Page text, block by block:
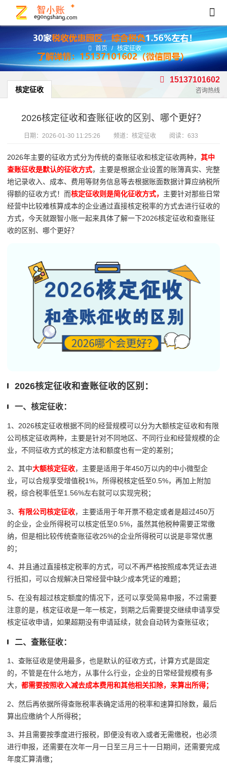
首页 / 核定征收
核定征收
15137101602
咨询热线
2026核定征收和查账征收的区别、哪个更好？
日期： 2026-01-30 11:25:26 频道： 核定征收 阅读：633
2026年主要的征收方式分为传统的查账征收和核定征收两种， 其中
查账征收是默认的征收方式，主要是根据企业设置的账簿真实、完整
地记录收入、成本、费用等财务信息等去根据账面数据计算应纳税所
得额的征收方式！而核定征收则是简化征收方式， 主要针对那些日常
经营中比较难核算成本的企业通过直接核定税率的方式去进行征收的
方式，今天就跟智小账一起来具体了解一下2026核定征收和查账征
收的区别、哪个更好？
2026核定征收和查账征收的区别：
一、核定征收：
1、2026核定征收根据不同的经营规模可以分为大额核定征收和有限
公司核定征收两种，主要是针对不同地区、不同行业和经营规模的企
业，不同征收方式的核定方法和额度也有一定的差别；
2、其中大额核定征收，主要是适用于年450万以内的中小微型企
业，可以合规享受增值税1%，所得税核定低至0.5%，再加上附加
税，综合税率低至1.56%左右就可以实现完税；
3、 有限公司核定征收，主要适用于年开票不稳定或者是超过450万
的企业，企业所得税可以核定低至0.5%，虽然其他税种需要正常缴
纳，但是相比较传统查账征收25%的企业所得税可以说是非常优惠
的；
4、并且通过直接核定税率的方式，可以不再严格按照成本凭证去进
行抵扣，可以合规解决日常经营中缺少成本凭证的难题；
5、在没有超过核定额度的情况下，还可以享受简易申报，不过需要
注意的是，核定征收是一年一核定，到期之后需要提交继续申请享受
核定征收申请，如果超期没有申请延续，就会自动转为查账征收；
二、查账征收：
1、查账征收是使用最多，也是默认的征收方式，计算方式是固定
的，不管是在什么地方，从事什么行业，企业的日常经营规模有多
大， 都需要按照收入减去成本费用和其他相关扣除，来算出所得；
2、然后再依据所得查账税率表确定适用的税率和速算扣除数，最后
算出应缴纳个人所得税；
3、并且需要按季度进行报税，即便没有收入或者无需缴税，也必须
进行申报，还需要在次年一月一日至三月三十一日期间，还需要完成
年度汇算清缴；